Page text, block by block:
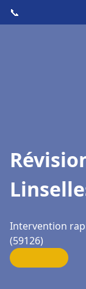
📞
Intervention
(59126)